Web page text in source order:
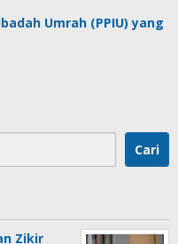
Umrah (PPIU) yang
Cari
Zikir